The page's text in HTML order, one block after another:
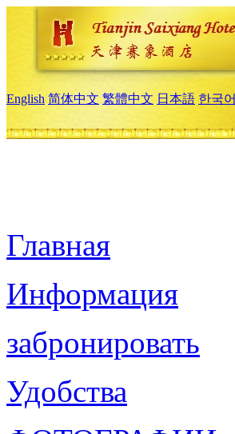
English 简体中文 繁體中文 日本語 한국어
Главная
Информация
забронировать
Удобства